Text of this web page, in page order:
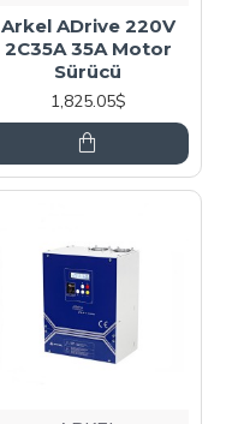
Arkel ADrive 220V
2C35A 35A Motor
Sürücü
1,825.05$